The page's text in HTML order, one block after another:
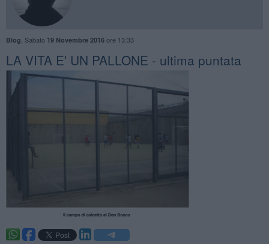
Blog Sabato 19 Novembre 2016ore 13:33
LA VITA E' UN PALLONE - ultima puntata